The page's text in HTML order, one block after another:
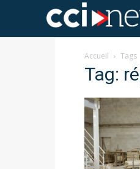
Accueil Tags
Tag: